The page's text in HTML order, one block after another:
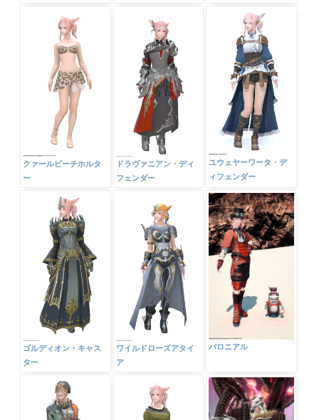
クァールビーチホルタ
ー
ドラヴァニアン・ディ
フェンダー
ユウェヤーワータ・デ
ィフェンダー
ゴルディオン・キャス
ター
ワイルドローズアタイ
ア
バロニアル